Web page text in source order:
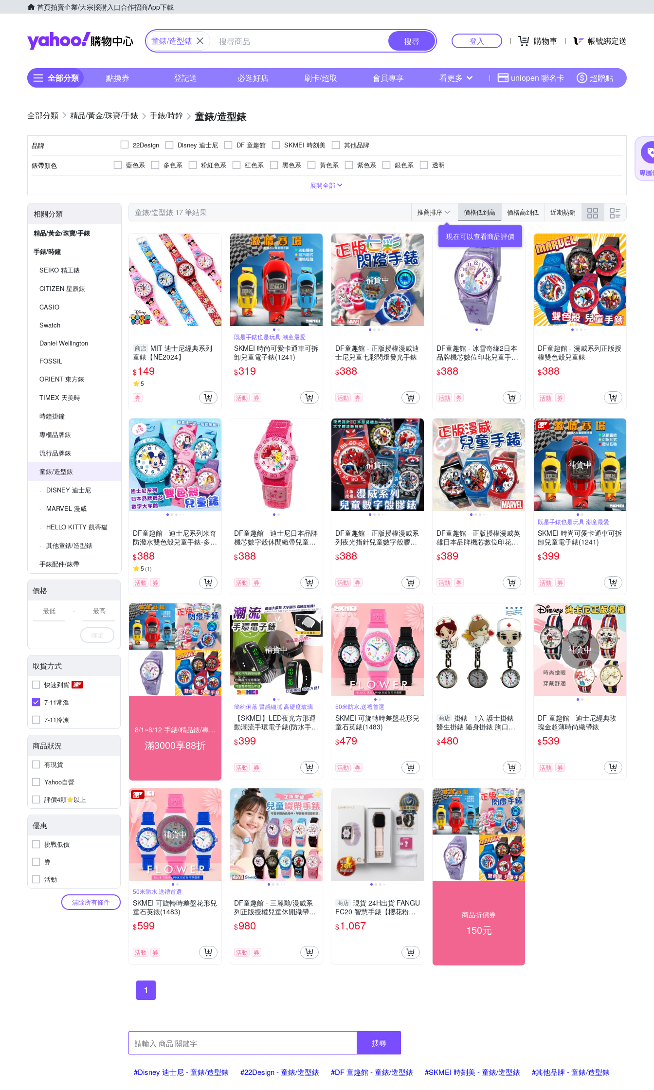
首頁拍賣企業/大宗採購入口合作招商App下載
Yahoo購物中心
童錶/造型錶 搜尋 登入 購物車 帳號綁定送
全部分類 點換券 登記送 必逛好店 刷卡/超取 會員專享 看更多 uniopen 聯名卡 超贈點
精品/黃金/珠寶/手錶 手錶/時鐘 童錶/造型錶
品牌 22Design Disney 迪士尼 DF 童趣館 SKMEI 時刻美 其他品牌
錶帶顏色 藍色系 多色系 粉紅色系 紅色系 黑色系 黃色系 紫色系 銀色系 透明
粉紅色系
安全式摺疊錶扣 按壓式摺疊錶扣
展開全部
相關分類
精品/黃金/珠寶/手錶
手錶/時鐘
SEIKO 精工錶
CITIZEN 星辰錶
CASIO
Swatch
Daniel Wellington
FOSSIL
ORIENT 東方錶
TIMEX 天美時
時鐘掛鐘
專櫃品牌錶
流行品牌錶
童錶/造型錶
DISNEY 迪士尼
MARVEL 漫威
HELLO KITTY 凱蒂貓
其他童錶/造型錶
手錶配件/錶帶
價格
-
確定
取貨方式
快速到貨
7-11常溫
7-11冷凍
商品狀況
有現貨
Yahoo自營
評價4顆
以上
優惠
挑戰低價
券
活動
清除所有條件
童錶/造型錶 17 筆結果 推薦排序 價格低到高 價格高到低 近期熱銷
現在可以查看商品評價
商店 MIT 迪士尼經典系列
童錶【NE2024】
$149
5
券
既是手錶也是玩具 潮童最愛
SKMEI 時尚可愛卡通車可拆
卸兒童電子錶(1241)
$319
活動 券
補貨中
DF童趣館 - 正版授權漫威迪
士尼兒童七彩閃燈發光手錶
$388
活動 券
DF童趣館 - 冰雪奇緣2日本
品牌機芯數位印花兒童手錶-
共3色
$388
活動 券
DF童趣館 - 漫威系列正版授
權雙色殼兒童錶
$388
活動 券
DF童趣館 - 迪士尼系列米奇
防潑水雙色殼兒童手錶-多款
可選
$388
5 (1)
活動 券
DF童趣館 - 迪士尼日本品牌
機芯數字殼休閒織帶兒童手
錶 - 多款可選
$388
活動 券
補貨中
DF童趣館 - 正版授權漫威系
列夜光指針兒童數字殼膠手
錶-共5色
$388
活動 券
DF童趣館 - 正版授權漫威英
雄日本品牌機芯數位印花兒
童手錶
$389
活動 券
補貨中
既是手錶也是玩具 潮童最愛
SKMEI 時尚可愛卡通車可拆
卸兒童電子錶(1241)
$399
活動 券
8/1~8/12 手錶/精品錶/專櫃飾品 指定商品滿$3000享88折
滿3000享88折
補貨中
簡約俐落 質感細膩 高硬度玻璃
【SKMEI】LED夜光方形運
動潮流手環電子錶(防水手錶
情侶錶 大字手錶 學生錶 運
動錶 簡約手錶/1119BBK)
$399
活動 券
50米防水,送禮首選
SKMEI 可旋轉時差盤花形兒
童石英錶(1483)
$479
活動 券
商店 掛錶 - 1入 護士掛錶
醫生掛錶 隨身掛錶 胸口掛
錶 為護理師與醫生設計 佩
戴方便 護士錶 [ZHCN2004]
$480
補貨中
DF 童趣館 - 迪士尼經典玫
瑰金超薄時尚織帶錶
$539
活動 券
補貨中
50米防水,送禮首選
SKMEI 可旋轉時差盤花形兒
童石英錶(1483)
$599
活動 券
DF童趣館 - 三麗鷗/漫威系
列正版授權兒童休閒織帶錶
- 多款可選
$980
活動 券
商店 現貨 24H出貨 FANGU
FC20 智慧手錶【櫻花粉】
通話 運動 健康 防水 音樂控
制 心率 生日禮物 交換禮物
$1,067
商品折價券
150元
1
搜尋
#Disney 迪士尼 - 童錶/造型錶 #22Design - 童錶/造型錶 #DF 童趣館 - 童錶/造型錶 #SKMEI 時刻美 - 童錶/造型錶 #其他品牌 - 童錶/造型錶